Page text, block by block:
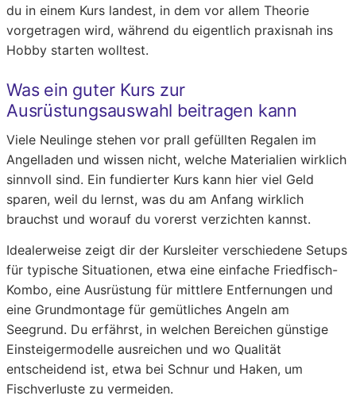
du in einem Kurs landest, in dem vor allem Theorie
vorgetragen wird, während du eigentlich praxisnah ins
Hobby starten wolltest.
Was ein guter Kurs zur
Ausrüstungsauswahl beitragen kann
Viele Neulinge stehen vor prall gefüllten Regalen im
Angelladen und wissen nicht, welche Materialien wirklich
sinnvoll sind. Ein fundierter Kurs kann hier viel Geld
sparen, weil du lernst, was du am Anfang wirklich
brauchst und worauf du vorerst verzichten kannst.
Idealerweise zeigt dir der Kursleiter verschiedene Setups
für typische Situationen, etwa eine einfache Friedfisch-
Kombo, eine Ausrüstung für mittlere Entfernungen und
eine Grundmontage für gemütliches Angeln am
Seegrund. Du erfährst, in welchen Bereichen günstige
Einsteigermodelle ausreichen und wo Qualität
entscheidend ist, etwa bei Schnur und Haken, um
Fischverluste zu vermeiden.